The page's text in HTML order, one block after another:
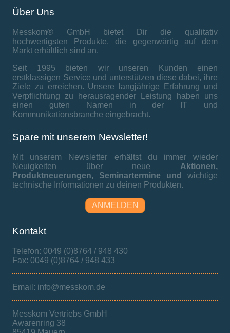
Über Uns
Messkom® GmbH bietet Dir die qualitativ
hochwertigsten Produkte, die gegenwärtig auf dem
Markt erhältlich sind an.
Seit 1995 bieten wir unseren Kunden einen
erstklassigen Service und unterstützen diese dabei, ihre
Ziele zu erreichen. Unsere langjährige Erfahrung und
Verpflichtung zu herausragender Leistung haben uns
einen guten Namen in der IT und
Kommunikationsbranche eingebracht.
Spare mit unserem Newsletter!
Mit unserem Newsletter erhältst du immer wieder
Neuigkeiten über neue Aktionen,
Produktneuerungen, Seminartermine und wichtige
technische Informationen zu deinen Produkten.
ANMELDEN
Kontakt
Telefon: 0049 (0)8764 / 948 430
Fax: 0049 (0)8764 / 948 433
Email: info@messkom.de
Messkom Vertriebs GmbH
Awarenring 38